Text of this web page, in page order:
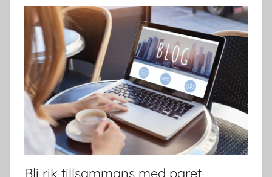
Bli rik tillsammans med paret